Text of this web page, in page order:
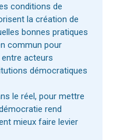
conditions de
la création de
bonnes pratiques
commun pour
acteurs
démocratiques
le réel, pour mettre
rend
mieux faire levier